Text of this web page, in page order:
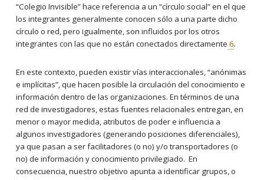
“Colegio Invisible” hace referencia a un “círculo social” en el que
los integrantes generalmente conocen sólo a una parte dicho
círculo o red, pero igualmente, son influidos por los otros
integrantes con las que no están conectados directamente 6.
En este contexto, pueden existir vías interaccionales, “anónimas
e implícitas”, que hacen posible la circulación del conocimiento e
información dentro de las organizaciones. En términos de una
red de investigadores, estas fuentes relacionales entregan, en
menor o mayor medida, atributos de poder e influencia a
algunos investigadores (generando posiciones diferenciales),
ya que pasan a ser facilitadores (o no) y/o transportadores (o
no) de información y conocimiento privilegiado. En
consecuencia, nuestro objetivo apunta a identificar grupos, o